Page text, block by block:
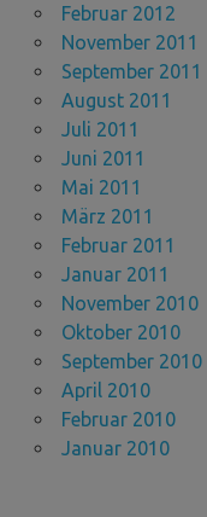
Februar 2012
November 2011
September 2011
August 2011
Juli 2011
Juni 2011
Mai 2011
März 2011
Februar 2011
Januar 2011
November 2010
Oktober 2010
September 2010
April 2010
Februar 2010
Januar 2010